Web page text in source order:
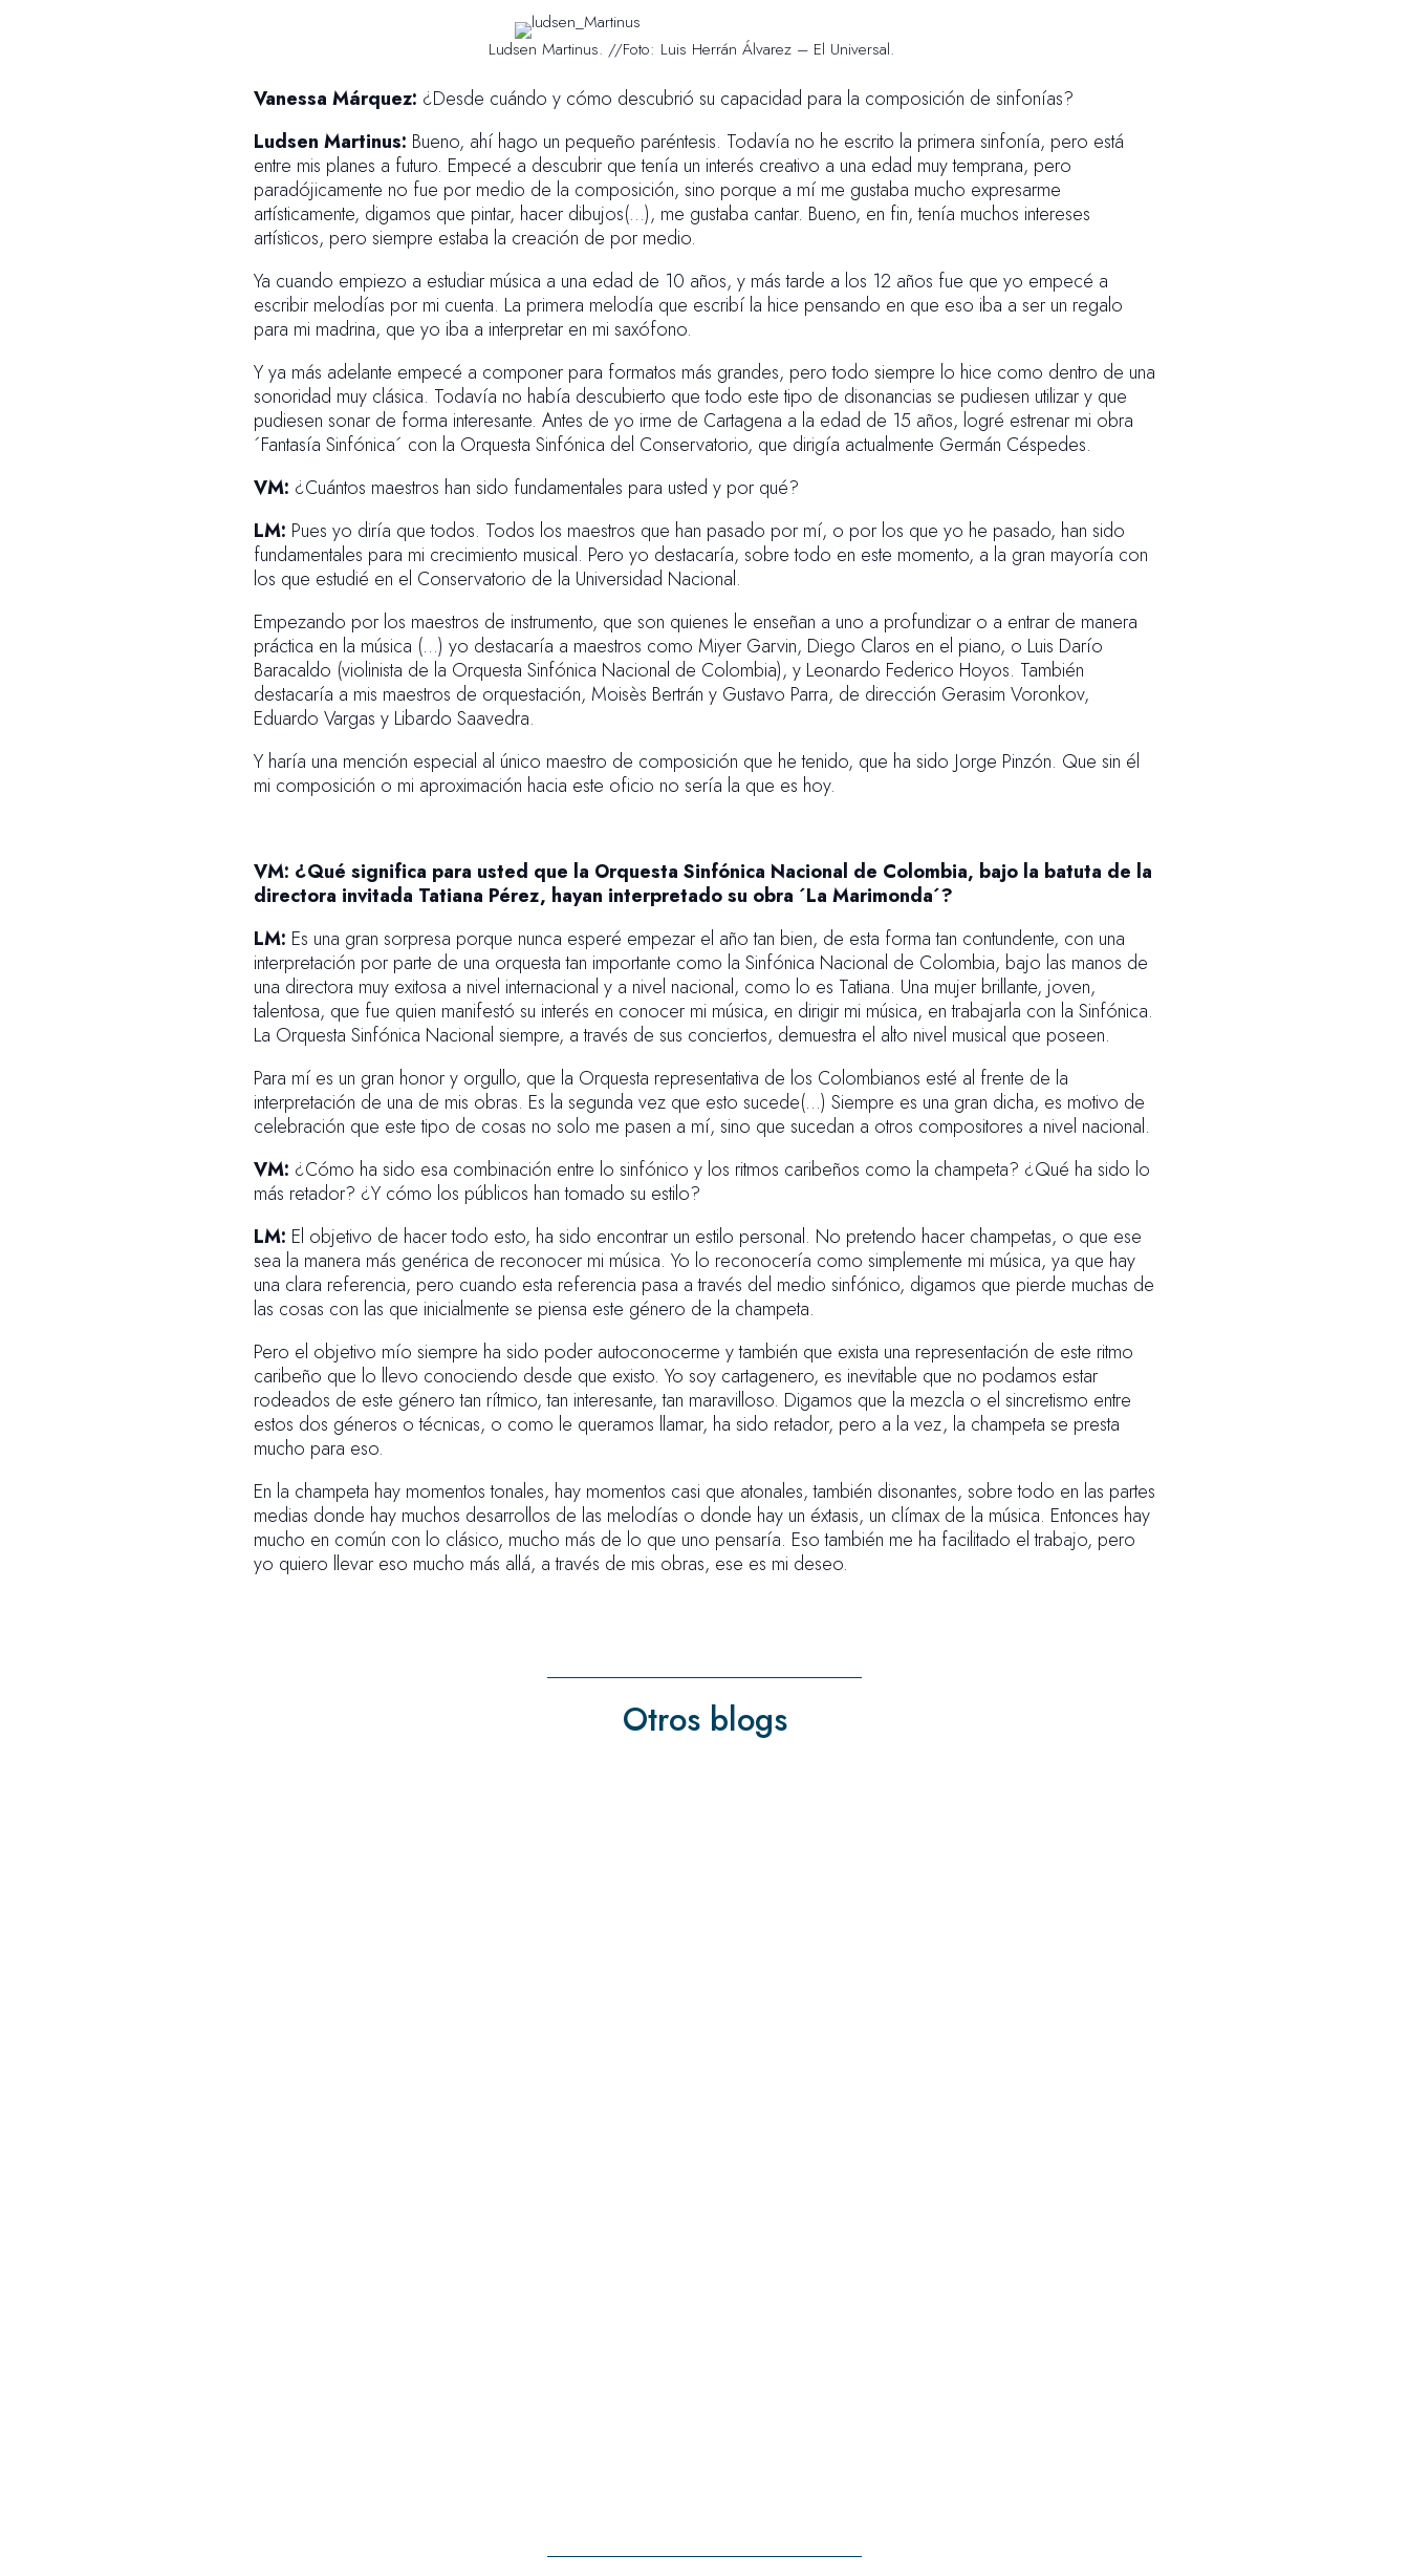
Ludsen Martinus. //Foto: Luis Herrán Álvarez – El Universal.
Vanessa Márquez: ¿Desde cuándo y cómo descubrió su capacidad para la composición de sinfonías?
Ludsen Martinus: Bueno, ahí hago un pequeño paréntesis. Todavía no he escrito la primera sinfonía, pero está
entre mis planes a futuro. Empecé a descubrir que tenía un interés creativo a una edad muy temprana, pero
paradójicamente no fue por medio de la composición, sino porque a mí me gustaba mucho expresarme
artísticamente, digamos que pintar, hacer dibujos(…), me gustaba cantar. Bueno, en fin, tenía muchos intereses
artísticos, pero siempre estaba la creación de por medio.
Ya cuando empiezo a estudiar música a una edad de 10 años, y más tarde a los 12 años fue que yo empecé a
escribir melodías por mi cuenta. La primera melodía que escribí la hice pensando en que eso iba a ser un regalo
para mi madrina, que yo iba a interpretar en mi saxófono.
Y ya más adelante empecé a componer para formatos más grandes, pero todo siempre lo hice como dentro de una
sonoridad muy clásica. Todavía no había descubierto que todo este tipo de disonancias se pudiesen utilizar y que
pudiesen sonar de forma interesante. Antes de yo irme de Cartagena a la edad de 15 años, logré estrenar mi obra
´Fantasía Sinfónica´ con la Orquesta Sinfónica del Conservatorio, que dirigía actualmente Germán Céspedes.
VM: ¿Cuántos maestros han sido fundamentales para usted y por qué?
LM: Pues yo diría que todos. Todos los maestros que han pasado por mí, o por los que yo he pasado, han sido
fundamentales para mi crecimiento musical. Pero yo destacaría, sobre todo en este momento, a la gran mayoría con
los que estudié en el Conservatorio de la Universidad Nacional.
Empezando por los maestros de instrumento, que son quienes le enseñan a uno a profundizar o a entrar de manera
práctica en la música (…) yo destacaría a maestros como Miyer Garvin, Diego Claros en el piano, o Luis Darío
Baracaldo (violinista de la Orquesta Sinfónica Nacional de Colombia), y Leonardo Federico Hoyos. También
destacaría a mis maestros de orquestación, Moisès Bertrán y Gustavo Parra, de dirección Gerasim Voronkov,
Eduardo Vargas y Libardo Saavedra.
Y haría una mención especial al único maestro de composición que he tenido, que ha sido Jorge Pinzón. Que sin él
mi composición o mi aproximación hacia este oficio no sería la que es hoy.
VM: ¿Qué significa para usted que la Orquesta Sinfónica Nacional de Colombia, bajo la batuta de la
directora invitada Tatiana Pérez, hayan interpretado su obra ´La Marimonda´?
LM: Es una gran sorpresa porque nunca esperé empezar el año tan bien, de esta forma tan contundente, con una
interpretación por parte de una orquesta tan importante como la Sinfónica Nacional de Colombia, bajo las manos de
una directora muy exitosa a nivel internacional y a nivel nacional, como lo es Tatiana. Una mujer brillante, joven,
talentosa, que fue quien manifestó su interés en conocer mi música, en dirigir mi música, en trabajarla con la Sinfónica.
La Orquesta Sinfónica Nacional siempre, a través de sus conciertos, demuestra el alto nivel musical que poseen.
Para mí es un gran honor y orgullo, que la Orquesta representativa de los Colombianos esté al frente de la
interpretación de una de mis obras. Es la segunda vez que esto sucede(…) Siempre es una gran dicha, es motivo de
celebración que este tipo de cosas no solo me pasen a mí, sino que sucedan a otros compositores a nivel nacional.
VM: ¿Cómo ha sido esa combinación entre lo sinfónico y los ritmos caribeños como la champeta? ¿Qué ha sido lo
más retador? ¿Y cómo los públicos han tomado su estilo?
LM: El objetivo de hacer todo esto, ha sido encontrar un estilo personal. No pretendo hacer champetas, o que ese
sea la manera más genérica de reconocer mi música. Yo lo reconocería como simplemente mi música, ya que hay
una clara referencia, pero cuando esta referencia pasa a través del medio sinfónico, digamos que pierde muchas de
las cosas con las que inicialmente se piensa este género de la champeta.
Pero el objetivo mío siempre ha sido poder autoconocerme y también que exista una representación de este ritmo
caribeño que lo llevo conociendo desde que existo. Yo soy cartagenero, es inevitable que no podamos estar
rodeados de este género tan rítmico, tan interesante, tan maravilloso. Digamos que la mezcla o el sincretismo entre
estos dos géneros o técnicas, o como le queramos llamar, ha sido retador, pero a la vez, la champeta se presta
mucho para eso.
En la champeta hay momentos tonales, hay momentos casi que atonales, también disonantes, sobre todo en las partes
medias donde hay muchos desarrollos de las melodías o donde hay un éxtasis, un clímax de la música. Entonces hay
mucho en común con lo clásico, mucho más de lo que uno pensaría. Eso también me ha facilitado el trabajo, pero
yo quiero llevar eso mucho más allá, a través de mis obras, ese es mi deseo.
Otros blogs